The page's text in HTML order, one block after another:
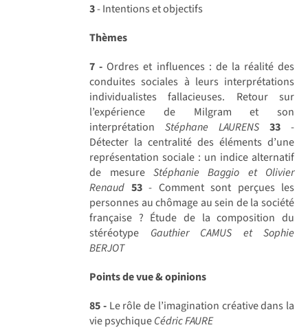
3- Intentions et objectifs
Thèmes
7 - Ordres et influences : de la réalité des
conduites sociales à leurs interprétations
individualistes fallacieuses. Retour sur
l’expérience de Milgram et son
interprétationStéphane LAURENS 33 -
Détecter la centralité des éléments d’une
représentation sociale : un indice alternatif
de mesure Stéphanie Baggio et Olivier
Renaud 53- Comment sont perçues les
personnes au chômage au sein de la société
française ? Étude de la composition du
stéréotype Gauthier CAMUS et Sophie
BERJOT
Points de vue & opinions
85 -Le rôle de l’imagination créative dans la
vie psychiqueCédric FAURE